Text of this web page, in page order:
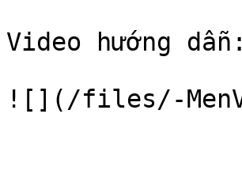
Video hướng dẫn: